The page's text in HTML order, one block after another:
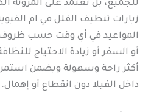
للجميع، بل تعتمد على المرونة
زيارات تنظيف الفلل في ام
المواعيد في أي وقت حسب ظروف
أو السفر أو زيادة الاحتياج
أكثر راحة وسهولة ويضمن
داخل الفيلا دون انقطاع أو إهمال.